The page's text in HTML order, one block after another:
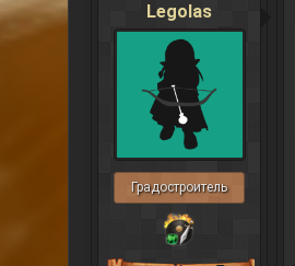
Legolas
Градостроитель